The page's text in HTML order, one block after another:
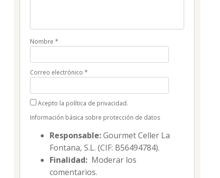
Nombre *
Correo electrónico *
Acepto la política de privacidad.
Información básica sobre protección de datos
Responsable:Gourmet Celler La
Fontana, S.L. (CIF: B56494784).
Finalidad: Moderar los
comentarios.